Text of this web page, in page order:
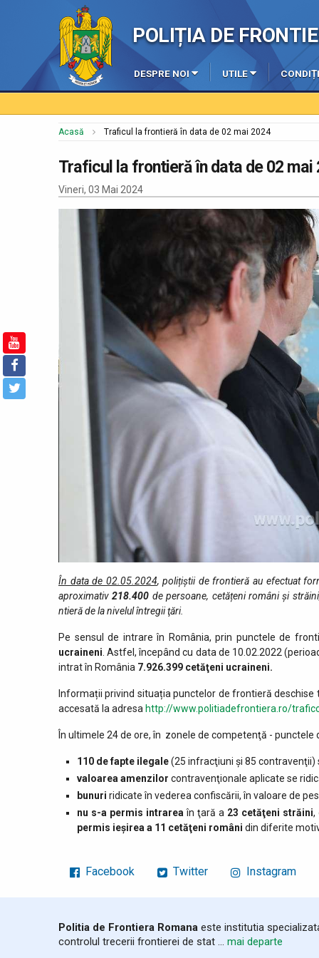
POLIȚIA DE
DESPRE NOI UTILE
Acasă Traficul la frontieră în data de 02 mai 2024
Traficul la frontieră în data de 02 mai
Vineri, 03 Mai 2024
În data de 02.05.2024, polițiștii de frontieră au efectuat
aproximativ218.400 de persoane, cetățeni români și
ntieră de la nivelul întregii ţări.
Pe sensul de intrare în România, prin punctele de
ucraineni . Astfel, începând cu data de 10.02.2022
intrat în România 7.926.399 cetăţeni ucraineni.
Informații privind situația punctelor de frontieră
accesată la adresa http://www.politiadefrontiera.ro/
În ultimele 24 de ore, în zonele de competenţă -
110 de fapte ilegale(25 infracţiuni şi 85
valoarea amenzilor contravenţionale aplicate se
bunuri ridicate în vederea confiscării, în valoare de
nu s-a permis intrarea în ţară a 23 cetăţeni străini,
permis ieşirea a 11 cetăţeni români din diferite
Facebook Twitter Instagram
Politia de Frontiera Romana este institutia
controlul trecerii frontierei de stat ... mai departe